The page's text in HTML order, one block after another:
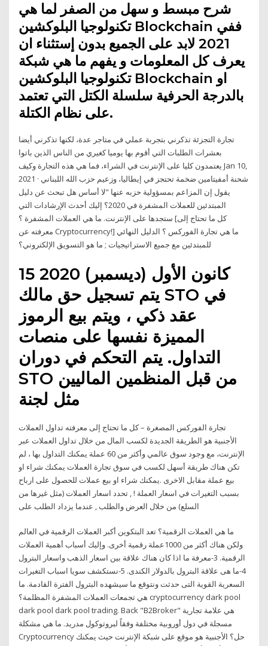
شرح مبسط و سهل من الصفر لما هي
تكنولوجيا البلوكشين Blockchain ففي
2021 لابد على الجميع بدون إستثناء ان
يعرف كل المعلومات و يفهم ما هي شبكة
تكنولوجيا البلوكشين Blockchain او
بالدرجة الحرفية سلسلة الكتل التي تعتمد
على نظام الكتلة.
تجارة التجزئة تذكرني بتجربة عملي في متاجر عدة، لكنها تذكرني أيضا
بعشرات الطلبات التي أقوم بها يوميا كغيري من الناس الذين باتوا
يعتمدون كليا على الإنترنت في الشراء، فما هي هذه التجارة وكيف Jan 10,
2021 · شحنة أمفيتامين ضخمة تحتجز في إيطاليا، وزعيم حزب الله اللبناني
يقول إن المزاعم بمسؤولية حزبه عنها "لا أساس هل تبحث عن دليل
المبتدئين للعملات المشفرة في 2020؟ إليك أحدث الإرشادات التي
ستجدها على الإنترنت. ما هي العملات المشفرة ؟ [كل ما تحتاج إلى
معرفته عن Cryptocurrency!] ما هي تجارة الفوركس ؟ الدليل النهائي
للمبتدئين مع جميع الاستراتيجيات ; ما هو التسويق الإلكتروني؟
15 كانون الأول (ديسمبر) 2020
يتم تسجيل حق مالك STO في
عقد ذكي ، ويتم بيع الرموز
المميزة نفسها على منصات
التداول. يتم التحكم في دوران
STO من قبل المنظمين الماليين
تجارة الفوركس المصغرة – كل ما تحتاج إلى معرفته تداول العملات
الأجنبية هو الطريقة الجديدة لكسب المال من خلال تداول العملات عبر
الإنترنت، مع وجود سوق عالمي وأكثر من 60 عملة يمكنك التداول بها ، لم
تكن هناك طريقة أسهل لكسب في سوق تجارة العملات يمكنك شراء او
بيع عملة مقابل الاخرى .يمكنك شراء او بيع عملات للحصول على ارباح
بسبب التغيرات في اسعار العملة ! , تحدد اسعار العملات (مثل غيرها من
السلع) من خلال العرض والطلب , عندما يزداد الطلب على
ما هي العملات الرقمية؟ تعد البتكوين أكبر العملات الرقمية في العالم
ولكن هناك أكثر من 1000عملة رقمية أخرى. وإليك أسباب أهمية العملات
الرقمية. 3-معرفة ما اذا كان هناك علاقة بين اسعار الذهب واسعار البترول
4-ما هى علاقة البترول بالدولار الكندى. 5-نستكشف سويا اسباب التغيرات
السعرية القوية التى حدثت ونتوقع ما سيشهده البترول الفترة القادمة. ما
هي تجمعات العملات المشفرة المظلمة؟ cryptocurrency dark pool
dark pool dark pool trading. Back "B2Broker" هي علامة تجارية
مسجلة في دول أوروبية مختلفة وفقاً لبروتوكول مدريد. ما هي مشكلة
Cryptocurrency حل؟ الأجنبية هو موقع على شبكة الإنترنت حيث يمكنك